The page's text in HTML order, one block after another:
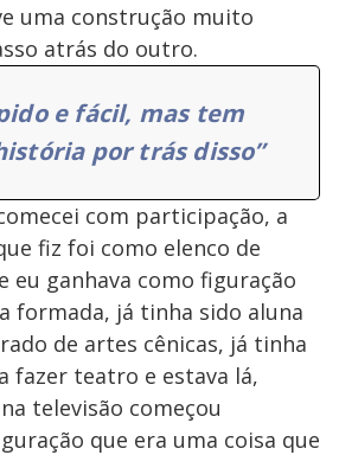
uma construção muito
atrás do outro.
e fácil, mas tem
por trás disso”
com participação, a
fiz foi como elenco de
eu ganhava como figuração
formada, já tinha sido aluna
de artes cênicas, já tinha
fazer teatro e estava lá,
televisão começou
que era uma coisa que